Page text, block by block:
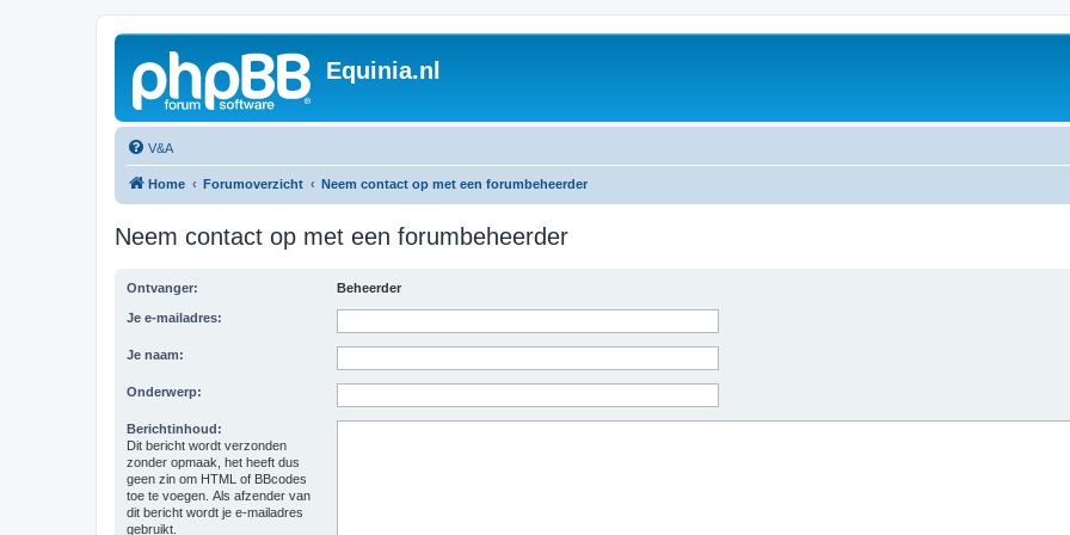
Equinia.nl
V&A
Home Forumoverzicht Neem contact op met een forumbeheerder
Neem contact op met een forumbeheerder
Ontvanger: Beheerder
Je e-mailadres:
Je naam:
Onderwerp:
Berichtinhoud:
Dit bericht wordt verzonden
zonder opmaak, het heeft dus
geen zin om HTML of BBcodes
toe te voegen. Als afzender van
dit bericht wordt je e-mailadres
gebruikt.